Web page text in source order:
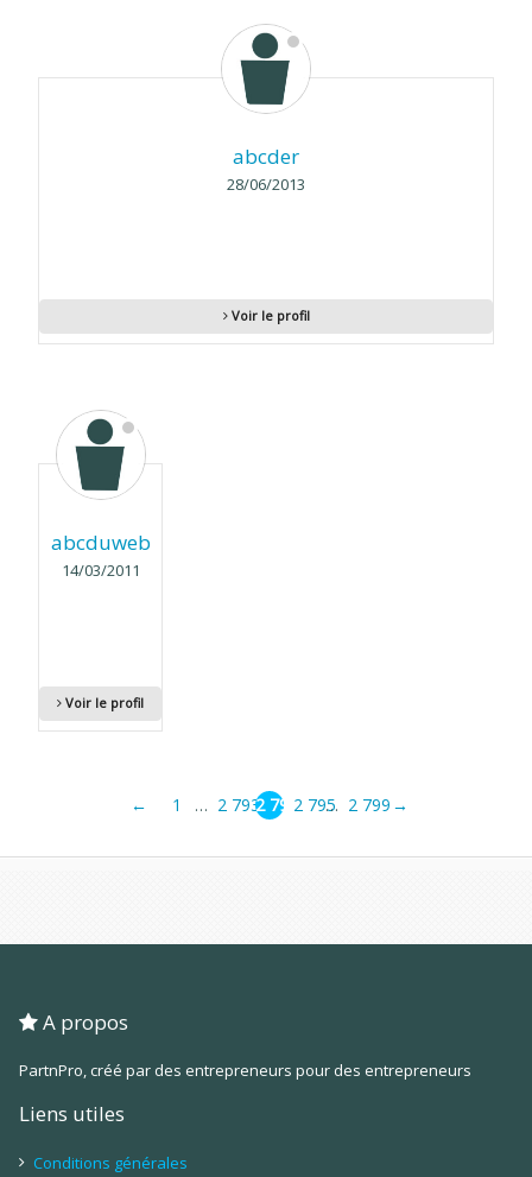
abcder
28/06/2013
Voir le profil
abcduweb
14/03/2011
Voir le profil
← 1 … 2 7932 7942 795
… 2 799 →
A propos
PartnPro, créé par des entrepreneurs pour des entrepreneurs
Liens utiles
Conditions générales